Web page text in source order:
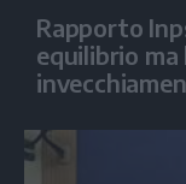
Rapporto
equilibrio